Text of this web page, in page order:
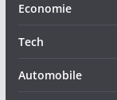
Economie
Tech
Automobile